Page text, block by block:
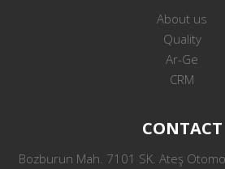
About us
Quality
Ar-Ge
CRM
CONTACT
Bozburun Mah. 7101 SK. Ateş